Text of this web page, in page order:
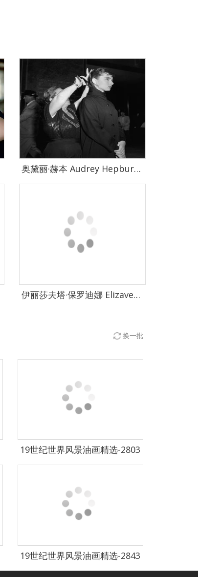
奥黛丽·赫本 Audrey Hepburn 奥黛丽·赫本 影像集-0052
伊丽莎夫塔·保罗迪娜 Elizaveta Porodina 伊丽莎夫塔·保罗迪娜 摄影作品集-0586
换一批
19世纪世界风景油画精选-2803
19世纪世界风景油画精选-2843